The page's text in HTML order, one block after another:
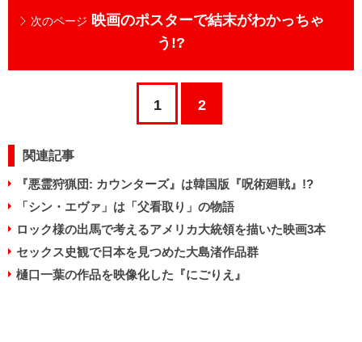
次のページ 映画のポスターで結末がわかっちゃ
う!?
1 2
関連記事
『悪霊狩猟団: カウンターズ』は韓国版『呪術廻戦』!?
「シン・エヴァ」は「父看取り」の物語
ロック様の出馬で考えるアメリカ大統領を描いた映画3本
セックス史観で日本を見つめた大島渚作品群
樋口一葉の作品を映像化した『にごりえ』